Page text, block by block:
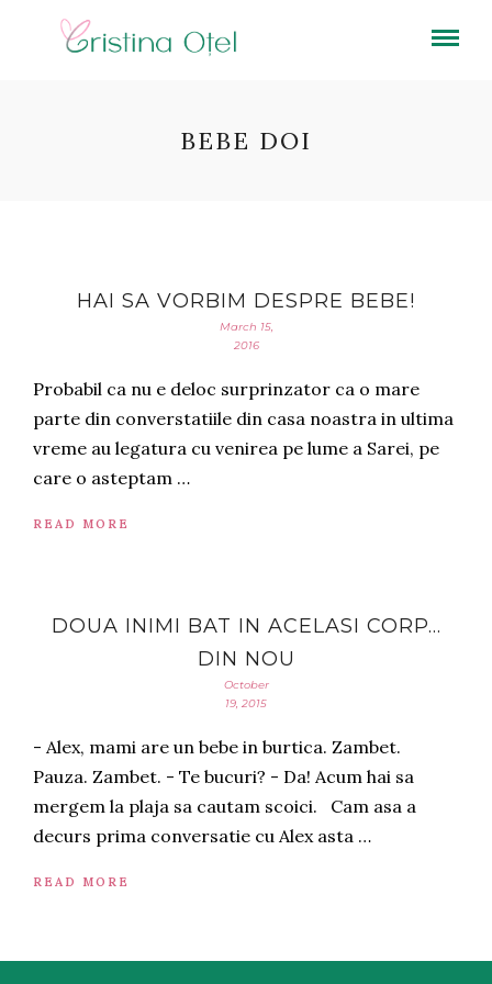
BEBE DOI
HAI SA VORBIM DESPRE BEBE!
March 15,
2016
Probabil ca nu e deloc surprinzator ca o mare
parte din converstatiile din casa noastra in ultima
vreme au legatura cu venirea pe lume a Sarei, pe
care o asteptam …
READ MORE
DOUA INIMI BAT IN ACELASI CORP…
DIN NOU
October
19, 2015
- Alex, mami are un bebe in burtica. Zambet.
Pauza. Zambet. - Te bucuri? - Da! Acum hai sa
mergem la plaja sa cautam scoici. Cam asa a
decurs prima conversatie cu Alex asta …
READ MORE